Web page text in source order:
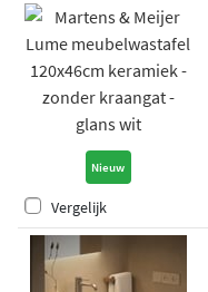
Nieuw
Vergelijk